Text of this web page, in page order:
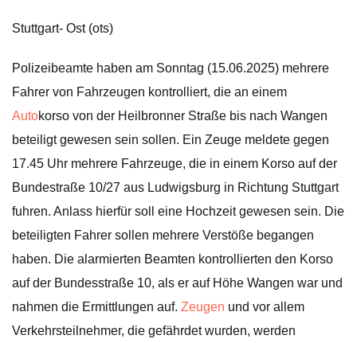
Stuttgart- Ost (ots)
Polizeibeamte haben am Sonntag (15.06.2025) mehrere
Fahrer von Fahrzeugen kontrolliert, die an einem
Autokorso von der Heilbronner Straße bis nach Wangen
beteiligt gewesen sein sollen. Ein Zeuge meldete gegen
17.45 Uhr mehrere Fahrzeuge, die in einem Korso auf der
Bundestraße 10/27 aus Ludwigsburg in Richtung Stuttgart
fuhren. Anlass hierfür soll eine Hochzeit gewesen sein. Die
beteiligten Fahrer sollen mehrere Verstöße begangen
haben. Die alarmierten Beamten kontrollierten den Korso
auf der Bundesstraße 10, als er auf Höhe Wangen war und
nahmen die Ermittlungen auf. Zeugen und vor allem
Verkehrsteilnehmer, die gefährdet wurden, werden